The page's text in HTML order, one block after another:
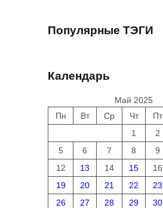
Популярные ТЭГИ
Календарь
Май 2025
Пн
Вт Ср Чт Пт
1
2
5
6 7 8 9
12
13 14 15 16
19
20 21 22 23
26
27 28 29 30